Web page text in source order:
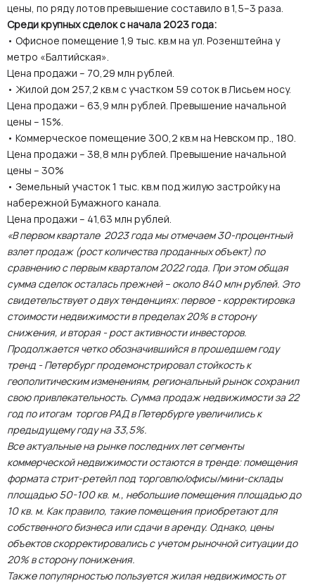
цены, по ряду лотов превышение составило в 1,5–3 раза.
Среди крупных сделок с начала 2023 года:
• Офисное помещение 1,9 тыс. кв.м на ул. Розенштейна у
метро «Балтийская».
Цена продажи – 70,29 млн рублей.
• Жилой дом 257,2 кв.м с участком 59 соток в Лисьем носу.
Цена продажи – 63,9 млн рублей. Превышение начальной
цены – 15%.
• Коммерческое помещение 300,2 кв.м на Невском пр., 180.
Цена продажи – 38,8 млн рублей. Превышение начальной
цены – 30%
• Земельный участок 1 тыс. кв.м под жилую застройку на
набережной Бумажного канала.
Цена продажи – 41,63 млн рублей.
«В первом квартале 2023 года мы отмечаем 30-процентный
взлет продаж (рост количества проданных объект) по
сравнению с первым кварталом 2022 года. При этом общая
сумма сделок осталась прежней – около 840 млн рублей. Это
свидетельствует о двух тенденциях: первое - корректировка
стоимости недвижимости в пределах 20% в сторону
снижения, и вторая - рост активности инвесторов.
Продолжается четко обозначившийся в прошедшем году
тренд - Петербург продемонстрировал стойкость к
геополитическим изменениям, региональный рынок сохранил
свою привлекательность. Сумма продаж недвижимости за 22
год по итогам торгов РАД в Петербурге увеличились к
предыдущему году на 33,5%.
Все актуальные на рынке последних лет сегменты
коммерческой недвижимости остаются в тренде: помещения
формата стрит-ретейл под торговлю/офисы/мини-склады
площадью 50-100 кв. м., небольшие помещения площадью до
10 кв. м. Как правило, такие помещения приобретают для
собственного бизнеса или сдачи в аренду. Однако, цены
объектов скорректировались с учетом рыночной ситуации до
20% в сторону понижения.
Также популярностью пользуется жилая недвижимость от